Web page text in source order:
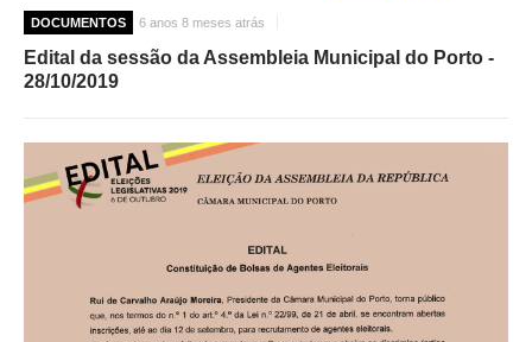
DOCUMENTOS 6 anos 8 meses atrás
Edital da sessão da Assembleia Municipal do Porto -
28/10/2019